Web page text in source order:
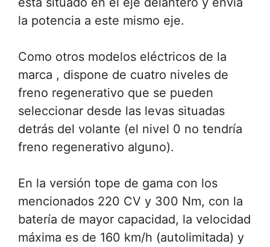
la potencia a este mismo eje.
Como otros modelos eléctricos de la
marca , dispone de cuatro niveles de
freno regenerativo que se pueden
seleccionar desde las levas situadas
detrás del volante (el nivel 0 no tendría
freno regenerativo alguno).
En la versión tope de gama con los
mencionados 220 CV y 300 Nm, con la
batería de mayor capacidad, la velocidad
máxima es de 160 km/h (autolimitada) y